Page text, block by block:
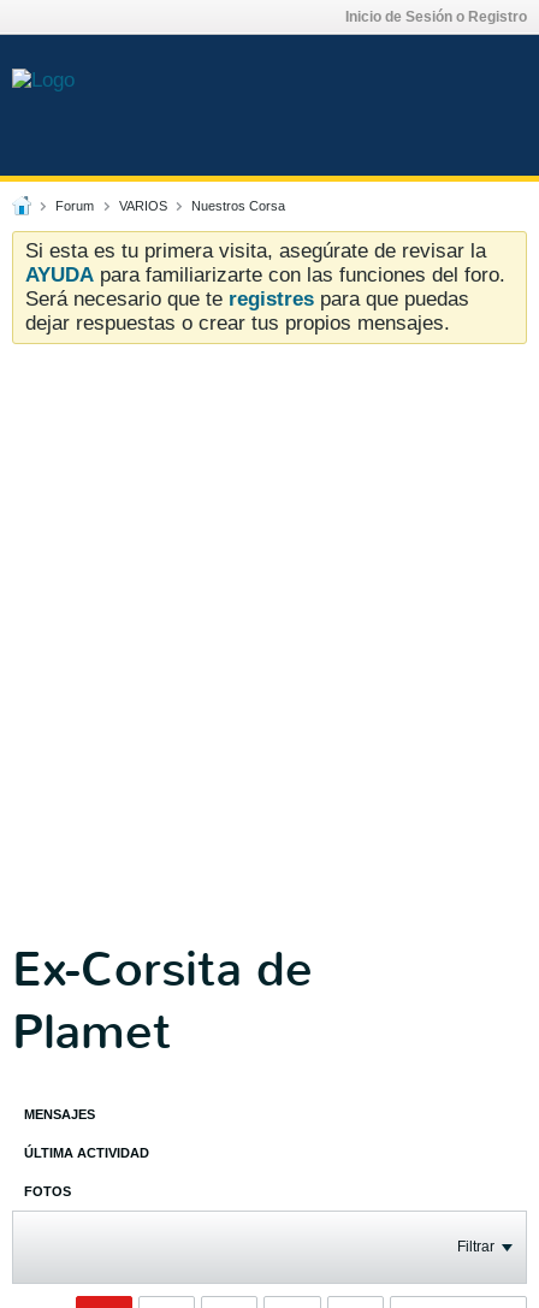
Inicio de Sesión o Registro
Forum VARIOS Nuestros Corsa
Si esta es tu primera visita, asegúrate de revisar la
AYUDA para familiarizarte con las funciones del foro.
Será necesario que te registres para que puedas
dejar respuestas o crear tus propios mensajes.
Ex-Corsita de
Plamet
MENSAJES
ÚLTIMA ACTIVIDAD
FOTOS
Filtrar